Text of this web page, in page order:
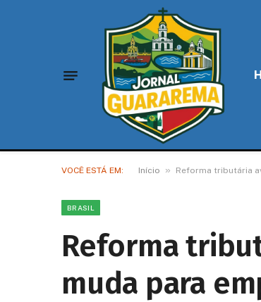
VOCÊ ESTÁ EM: Início » Reforma tributária
BRASIL
Reforma
muda para